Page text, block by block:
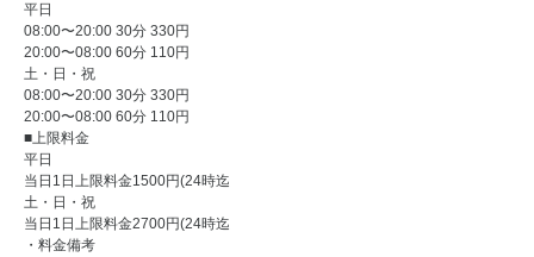
平日
08:00〜20:00 30分 330円
20:00〜08:00 60分 110円
土・日・祝
08:00〜20:00 30分 330円
20:00〜08:00 60分 110円
■上限料金
平日
当日1日上限料金1500円(24時迄
土・日・祝
当日1日上限料金2700円(24時迄
・料金備考